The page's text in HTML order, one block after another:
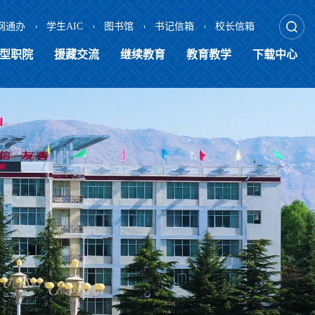
通办 学生AIC 图书馆 书记信箱 校长信箱
职院 援藏交流 继续教育 教育教学 下载中心